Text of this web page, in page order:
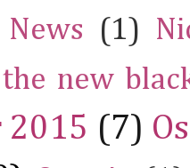
News (1)
new
2015 (7)